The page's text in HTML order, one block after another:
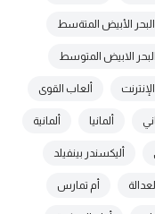
البحر الأبيض المتةسط
الابيض المتوسط
ألعاب القوى
ألمانيا ألمانية
أليكسندر بينفيلد
أم تمارس